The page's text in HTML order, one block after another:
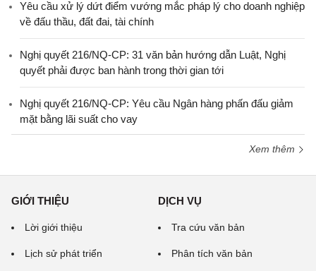
Yêu cầu xử lý dứt điểm vướng mắc pháp lý cho doanh nghiệp
về đấu thầu, đất đai, tài chính
Nghị quyết 216/NQ-CP: 31 văn bản hướng dẫn Luật, Nghị
quyết phải được ban hành trong thời gian tới
Nghị quyết 216/NQ-CP: Yêu cầu Ngân hàng phấn đấu giảm
mặt bằng lãi suất cho vay
Xem thêm
GIỚI THIỆU
Lời giới thiệu
Lịch sử phát triển
DỊCH VỤ
Tra cứu văn bản
Phân tích văn bản